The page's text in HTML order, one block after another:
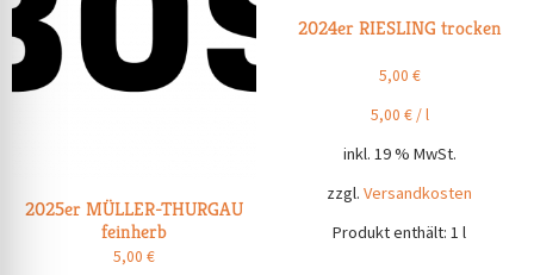
2025er MÜLLER-THURGAU
feinherb
5,00€
2024er RIESLING trocken
5,00 €
5,00 €/l
inkl. 19 % MwSt.
zzgl.Versandkosten
Produkt enthält: 1l